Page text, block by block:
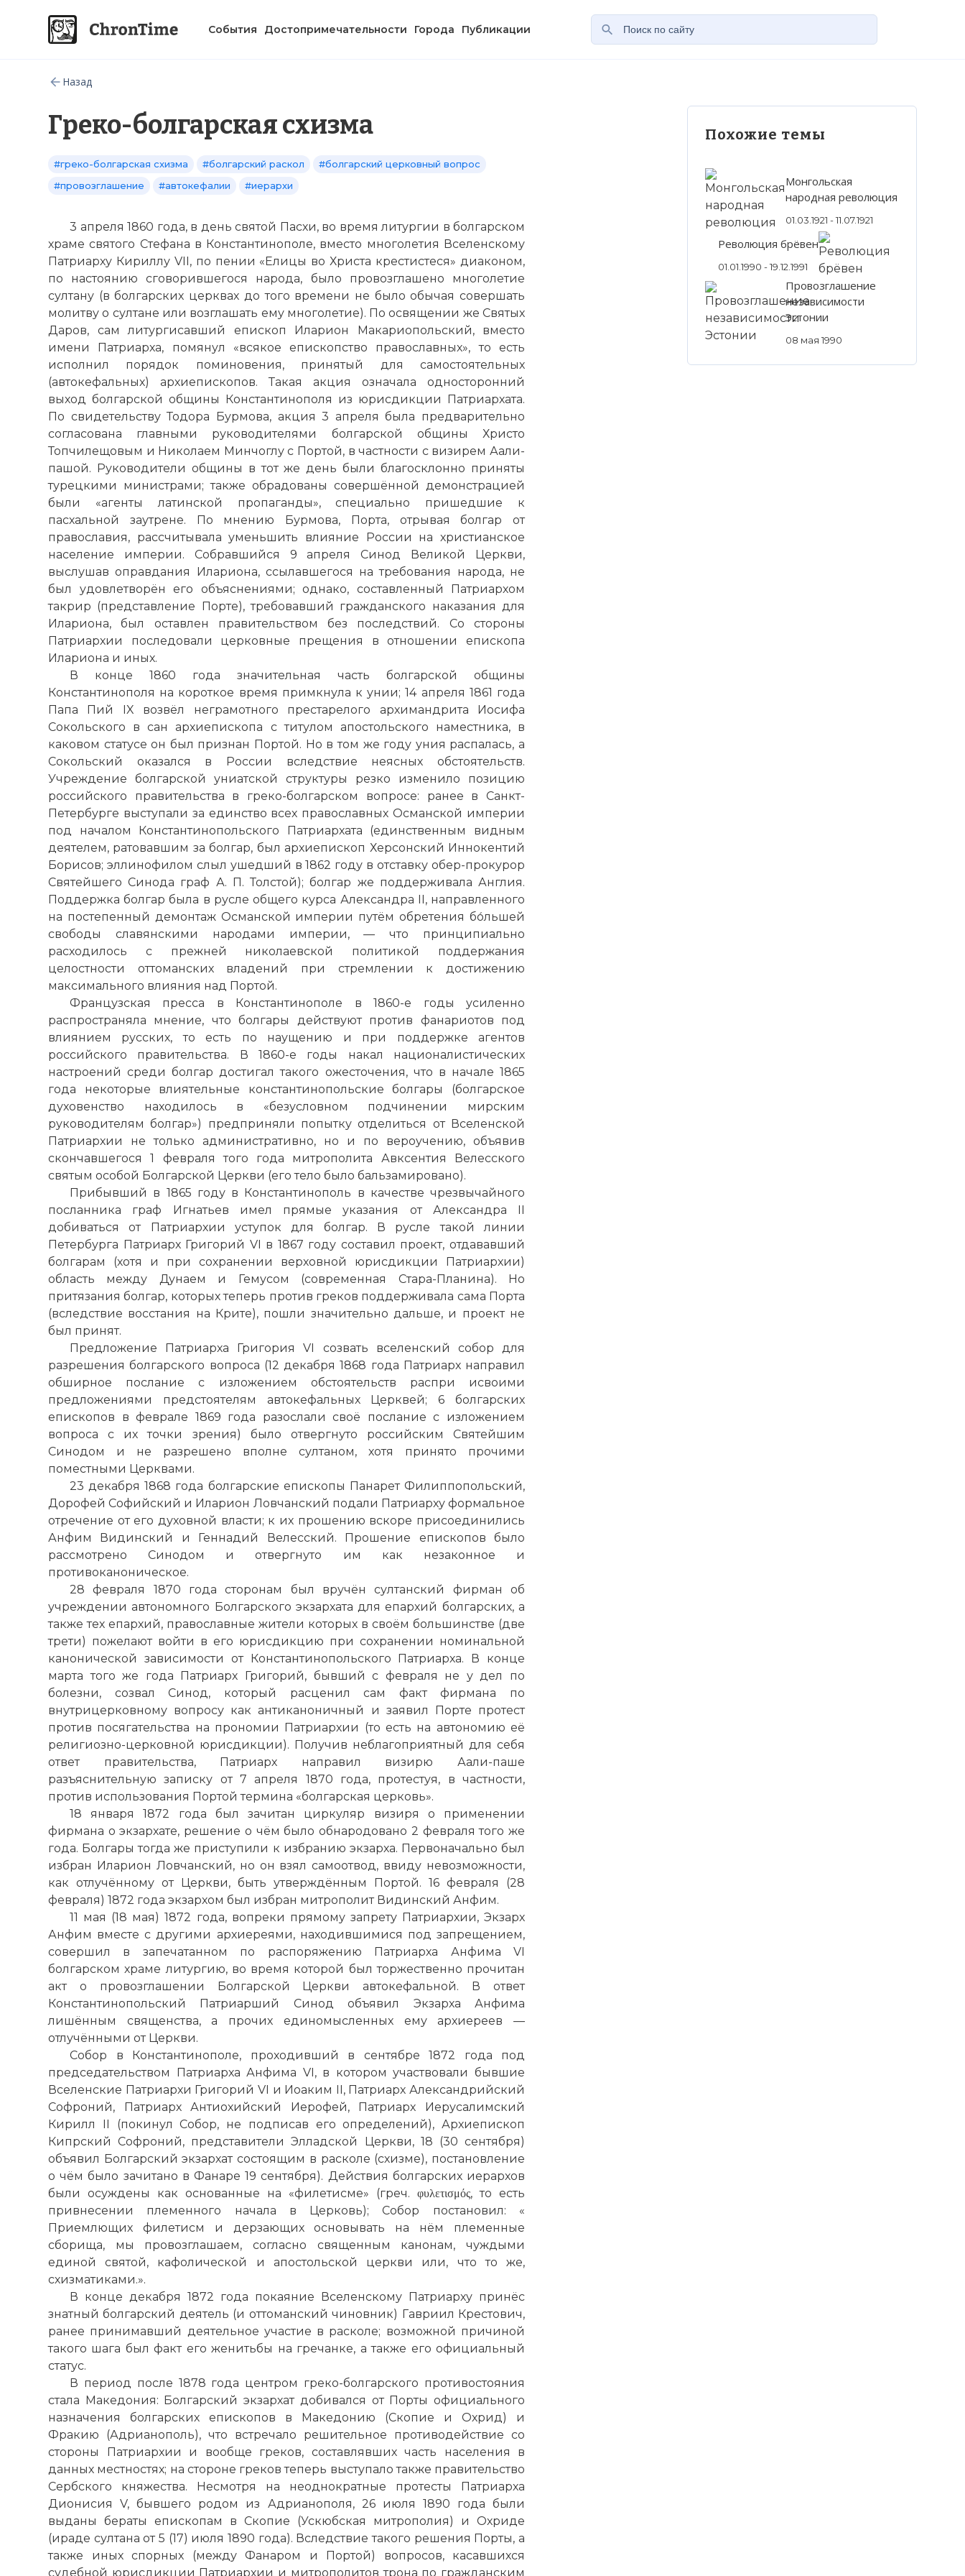
События Достопримечательности Города Публикации
Назад
Греко-болгарская схизма
#греко-болгарская схизма #болгарский раскол
#болгарский церковный вопрос
#провозглашение
#автокефалии #иерархи
3 апреля 1860 года, в день святой Пасхи, во время литургии в болгарском
храме святого Стефана в Константинополе, вместо многолетия Вселенскому
Патриарху Кириллу VII, по пении «Елицы во Христа крестистеся» диаконом,
по настоянию сговорившегося народа, было провозглашено многолетие
султану (в болгарских церквах до того времени не было обычая совершать
молитву о султане или возглашать ему многолетие). По освящении же Святых
Даров, сам литургисавший епископ Иларион Макариопольский, вместо
имени Патриарха, помянул «всякое епископство православных», то есть
исполнил порядок поминовения, принятый для самостоятельных
(автокефальных) архиепископов. Такая акция означала односторонний
выход болгарской общины Константинополя из юрисдикции Патриархата.
По свидетельству Тодора Бурмова, акция 3 апреля была предварительно
согласована главными руководителями болгарской общины Христо
Топчилещовым и Николаем Минчоглу с Портой, в частности с визирем Аали-
пашой. Руководители общины в тот же день были благосклонно приняты
турецкими министрами; также обрадованы совершённой демонстрацией
были «агенты латинской пропаганды», специально пришедшие к
пасхальной заутрене. По мнению Бурмова, Порта, отрывая болгар от
православия, рассчитывала уменьшить влияние России на христианское
население империи. Собравшийся 9 апреля Синод Великой Церкви,
выслушав оправдания Илариона, ссылавшегося на требования народа, не
был удовлетворён его объяснениями; однако, составленный Патриархом
такрир (представление Порте), требовавший гражданского наказания для
Илариона, был оставлен правительством без последствий. Со стороны
Патриархии последовали церковные прещения в отношении епископа
Илариона и иных.
В конце 1860 года значительная часть болгарской общины
Константинополя на короткое время примкнула к унии; 14 апреля 1861 года
Папа Пий IX возвёл неграмотного престарелого архимандрита Иосифа
Сокольского в сан архиепископа с титулом апостольского наместника, в
каковом статусе он был признан Портой. Но в том же году уния распалась, а
Сокольский оказался в России вследствие неясных обстоятельств.
Учреждение болгарской униатской структуры резко изменило позицию
российского правительства в греко-болгарском вопросе: ранее в Санкт-
Петербурге выступали за единство всех православных Османской империи
под началом Константинопольского Патриархата (единственным видным
деятелем, ратовавшим за болгар, был архиепископ Херсонский Иннокентий
Борисов; эллинофилом слыл ушедший в 1862 году в отставку обер-прокурор
Святейшего Синода граф А. П. Толстой); болгар же поддерживала Англия.
Поддержка болгар была в русле общего курса Александра II, направленного
на постепенный демонтаж Османской империи путём обретения бо́льшей
свободы славянскими народами империи, — что принципиально
расходилось с прежней николаевской политикой поддержания
целостности оттоманских владений при стремлении к достижению
максимального влияния над Портой.
Французская пресса в Константинополе в 1860-е годы усиленно
распространяла мнение, что болгары действуют против фанариотов под
влиянием русских, то есть по наущению и при поддержке агентов
российского правительства. В 1860-е годы накал националистических
настроений среди болгар достигал такого ожесточения, что в начале 1865
года некоторые влиятельные константинопольские болгары (болгарское
духовенство находилось в «безусловном подчинении мирским
руководителям болгар») предприняли попытку отделиться от Вселенской
Патриархии не только административно, но и по вероучению, объявив
скончавшегося 1 февраля того года митрополита Авксентия Велесского
святым особой Болгарской Церкви (его тело было бальзамировано).
Прибывший в 1865 году в Константинополь в качестве чрезвычайного
посланника граф Игнатьев имел прямые указания от Александра II
добиваться от Патриархии уступок для болгар. В русле такой линии
Петербурга Патриарх Григорий VI в 1867 году составил проект, отдававший
болгарам (хотя и при сохранении верховной юрисдикции Патриархии)
область между Дунаем и Гемусом (современная Стара-Планина). Но
притязания болгар, которых теперь против греков поддерживала сама Порта
(вследствие восстания на Крите), пошли значительно дальше, и проект не
был принят.
Предложение Патриарха Григория VI созвать вселенский собор для
разрешения болгарского вопроса (12 декабря 1868 года Патриарх направил
обширное послание с изложением обстоятельств распри исвоими
предложениями предстоятелям автокефальных Церквей; 6 болгарских
епископов в феврале 1869 года разослали своё послание с изложением
вопроса с их точки зрения) было отвергнуто российским Святейшим
Синодом и не разрешено вполне султаном, хотя принято прочими
поместными Церквами.
23 декабря 1868 года болгарские епископы Панарет Филиппопольский,
Дорофей Софийский и Иларион Ловчанский подали Патриарху формальное
отречение от его духовной власти; к их прошению вскоре присоединились
Анфим Видинский и Геннадий Велесский. Прошение епископов было
рассмотрено Синодом и отвергнуто им как незаконное и
противоканоническое.
28 февраля 1870 года сторонам был вручён султанский фирман об
учреждении автономного Болгарского экзархата для епархий болгарских, а
также тех епархий, православные жители которых в своём большинстве (две
трети) пожелают войти в его юрисдикцию при сохранении номинальной
канонической зависимости от Константинопольского Патриарха. В конце
марта того же года Патриарх Григорий, бывший с февраля не у дел по
болезни, созвал Синод, который расценил сам факт фирмана по
внутрицерковному вопросу как антиканоничный и заявил Порте протест
против посягательства на прономии Патриархии (то есть на автономию её
религиозно-церковной юрисдикции). Получив неблагоприятный для себя
ответ правительства, Патриарх направил визирю Аали-паше
разъяснительную записку от 7 апреля 1870 года, протестуя, в частности,
против использования Портой термина «болгарская церковь».
18 января 1872 года был зачитан циркуляр визиря о применении
фирмана о экзархате, решение о чём было обнародовано 2 февраля того же
года. Болгары тогда же приступили к избранию экзарха. Первоначально был
избран Иларион Ловчанский, но он взял самоотвод, ввиду невозможности,
как отлучённому от Церкви, быть утверждённым Портой. 16 февраля (28
февраля) 1872 года экзархом был избран митрополит Видинский Анфим.
11 мая (18 мая) 1872 года, вопреки прямому запрету Патриархии, Экзарх
Анфим вместе с другими архиереями, находившимися под запрещением,
совершил в запечатанном по распоряжению Патриарха Анфима VI
болгарском храме литургию, во время которой был торжественно прочитан
акт о провозглашении Болгарской Церкви автокефальной. В ответ
Константинопольский Патриарший Синод объявил Экзарха Анфима
лишённым священства, а прочих единомысленных ему архиереев —
отлучёнными от Церкви.
Собор в Константинополе, проходивший в сентябре 1872 года под
председательством Патриарха Анфима VI, в котором участвовали бывшие
Вселенские Патриархи Григорий VI и Иоаким II, Патриарх Александрийский
Софроний, Патриарх Антиохийский Иерофей, Патриарх Иерусалимский
Кирилл II (покинул Собор, не подписав его определений), Архиепископ
Кипрский Софроний, представители Элладской Церкви, 18 (30 сентября)
объявил Болгарский экзархат состоящим в расколе (схизме), постановление
о чём было зачитано в Фанаре 19 сентября). Действия болгарских иерархов
были осуждены как основанные на «филетисме» (греч. φυλετισμός, то есть
привнесении племенного начала в Церковь); Собор постановил: «
Приемлющих филетисм и дерзающих основывать на нём племенные
сборища, мы провозглашаем, согласно священным канонам, чуждыми
единой святой, кафолической и апостольской церкви или, что то же,
схизматиками.».
В конце декабря 1872 года покаяние Вселенскому Патриарху принёс
знатный болгарский деятель (и оттоманский чиновник) Гавриил Крестович,
ранее принимавший деятельное участие в расколе; возможной причиной
такого шага был факт его женитьбы на гречанке, а также его официальный
статус.
В период после 1878 года центром греко-болгарского противостояния
стала Македония: Болгарский экзархат добивался от Порты официального
назначения болгарских епископов в Македонию (Скопие и Охрид) и
Фракию (Адрианополь), что встречало решительное противодействие со
стороны Патриархии и вообще греков, составлявших часть населения в
данных местностях; на стороне греков теперь выступало также правительство
Сербского княжества. Несмотря на неоднократные протесты Патриарха
Дионисия V, бывшего родом из Адрианополя, 26 июля 1890 года были
выданы бераты епископам в Скопие (Ускюбская митрополия) и Охриде
(ираде султана от 5 (17) июля 1890 года). Вследствие такого решения Порты, а
также иных спорных (между Фанаром и Портой) вопросов, касавшихся
судебной юрисдикции Патриархии и митрополитов трона по гражданским
Похожие темы
Монгольская
народная революция
01.03.1921 - 11.07.1921
Революция брёвен
01.01.1990 - 19.12.1991
Провозглашение
независимости
Эстонии
08 мая 1990
☓
Епископ Иларион Макариопольский. По освящении же Святых Даров, сам
литургисавший епископ Иларион Макариопольский, вместо имени
Патриарха, помянул «всякое епископство православных», то есть исполнил
архиепископов.
Фото статьи: